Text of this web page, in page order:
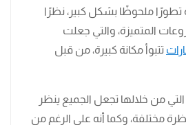
ملحوظًا بشكل كبير، نظرًا
المتميزة، والتي جعلت
تتبوأ مكانة كبيرة، من قبل
التي من خلالها تجعل الجميع ينظر
مختلفة، وكما أنه على الرغم من